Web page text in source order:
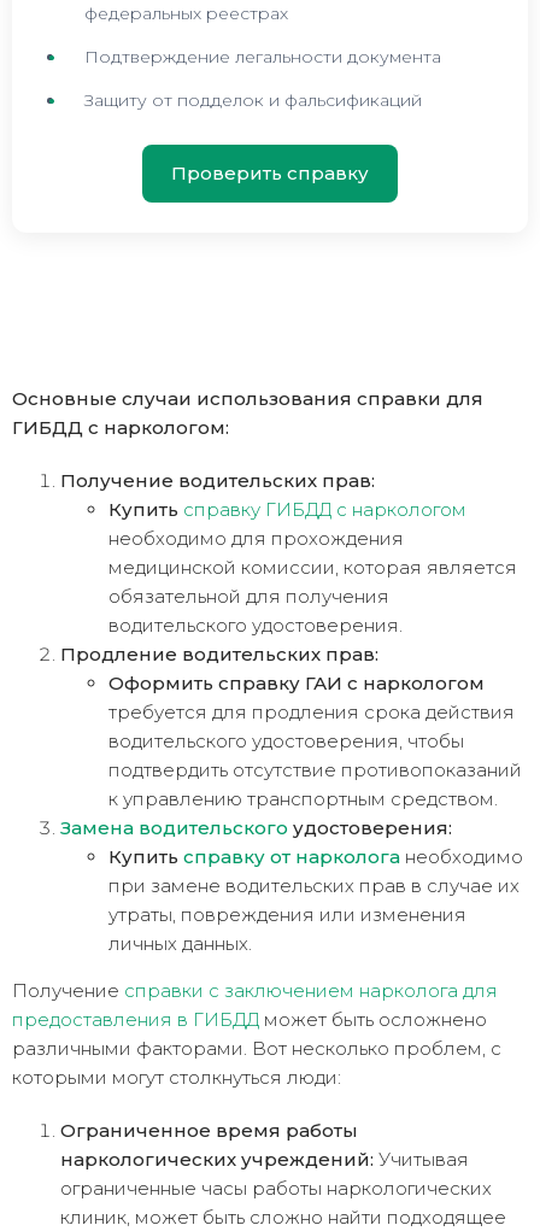
федеральных реестрах
Подтверждение легальности документа
Защиту от подделок и фальсификаций
Проверить справку
Основные случаи использования справки для
ГИБДД с наркологом:
Получение водительских прав:
Купить справку ГИБДД с наркологом
необходимо для прохождения
медицинской комиссии, которая является
обязательной для получения
водительского удостоверения.
Продление водительских прав:
Оформить справку ГАИ с наркологом
требуется для продления срока действия
водительского удостоверения, чтобы
подтвердить отсутствие противопоказаний
к управлению транспортным средством.
Замена водительского удостоверения:
Купить справку от нарколога необходимо
при замене водительских прав в случае их
утраты, повреждения или изменения
личных данных.
Получение справки с заключением нарколога для
предоставления в ГИБДД может быть осложнено
различными факторами. Вот несколько проблем, с
которыми могут столкнуться люди:
Ограниченное время работы
наркологических учреждений: Учитывая
ограниченные часы работы наркологических
клиник, может быть сложно найти подходящее